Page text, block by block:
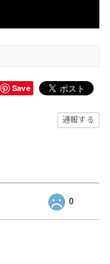
Save
通報する
0